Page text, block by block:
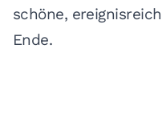
schöne,
Ende.